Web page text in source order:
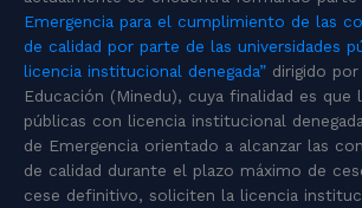
Emergencia para el cumplimiento de las
de calidad por parte de las universidades
licencia institucional denegada” dirigido
Educación (Minedu), cuya finalidad es que
públicas con licencia institucional
de Emergencia orientado a alcanzar las
de calidad durante el plazo máximo de
cese definitivo, soliciten la licencia